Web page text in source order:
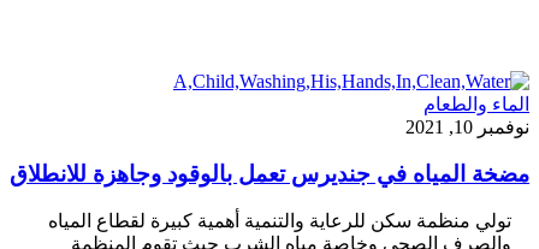
الماء والطعام
نوفمبر 10, 2021
مضخة المياه في جنديرس تعمل بالوقود وجاهزة للانطلاق
تولي منظمة سكن للرعاية والتنمية أهمية كبيرة لقطاع المياه
والصرف الصحي وخاصة مياه الشرب حيث تقوم المنظمة